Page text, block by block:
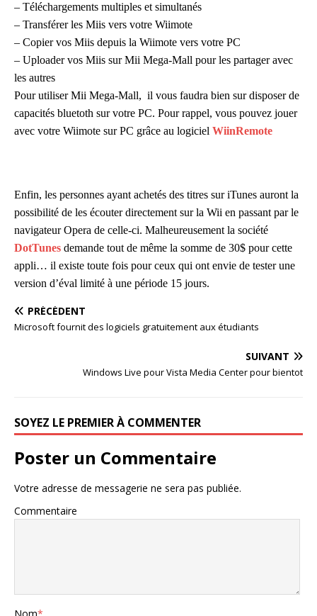
– Téléchargements multiples et simultanés
– Transférer les Miis vers votre Wiimote
– Copier vos Miis depuis la Wiimote vers votre PC
– Uploader vos Miis sur Mii Mega-Mall pour les partager avec
les autres
Pour utiliser Mii Mega-Mall, il vous faudra bien sur disposer de
capacités bluetoth sur votre PC. Pour rappel, vous pouvez jouer
avec votre Wiimote sur PC grâce au logiciel WiinRemote
Enfin, les personnes ayant achetés des titres sur iTunes auront la
possibilité de les écouter directement sur la Wii en passant par le
navigateur Opera de celle-ci. Malheureusement la société
DotTunes demande tout de même la somme de 30$ pour cette
appli… il existe toute fois pour ceux qui ont envie de tester une
version d’éval limité à une période 15 jours.
PRÉCÉDENT
Microsoft fournit des logiciels gratuitement aux étudiants
SUIVANT
Windows Live pour Vista Media Center pour bientot
SOYEZ LE PREMIER À COMMENTER
Poster un Commentaire
Votre adresse de messagerie ne sera pas publiée.
Commentaire